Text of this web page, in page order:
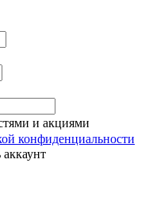
и акциями
конфиденциальности